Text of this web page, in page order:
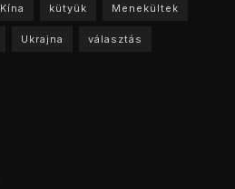
Kína kütyük Menekültek
Ukrajna választás